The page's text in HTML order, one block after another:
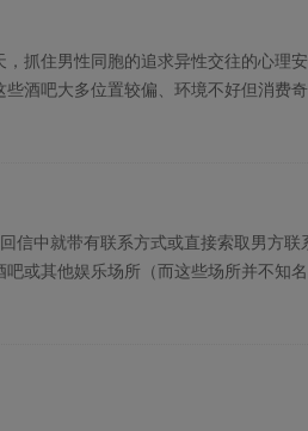
抓住男性同胞的追求异性交往的心理
酒吧大多位置较偏、环境不好但消费
信中就带有联系方式或直接索取男方
或其他娱乐场所（而这些场所并不知